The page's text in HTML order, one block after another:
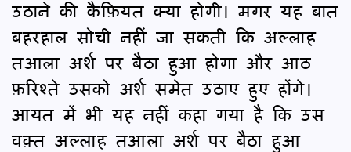
उठाने की कैफ़ियत क्या होगी। मगर यह बात
बहरहाल सोची नहीं जा सकती कि अल्लाह
तआला अर्श पर बैठा हुआ होगा और आठ
फ़रिश्ते उसको अर्श समेत उठाए हुए होंगे।
आयत में भी यह नहीं कहा गया है कि उस
वक़्त अल्लाह तआला अर्श पर बैठा हुआ